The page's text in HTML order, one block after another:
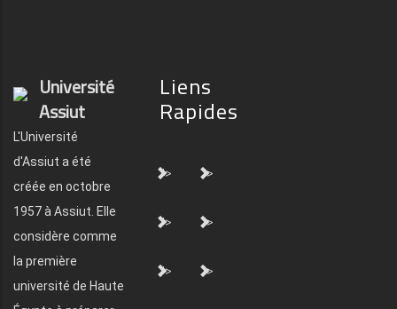
Université
Assiut
L'Université
d'Assiut a été
créée en octobre
1957 à Assiut. Elle
considère comme
la première
université de Haute
Liens
Rapides
"> ">
"> ">
"> ">